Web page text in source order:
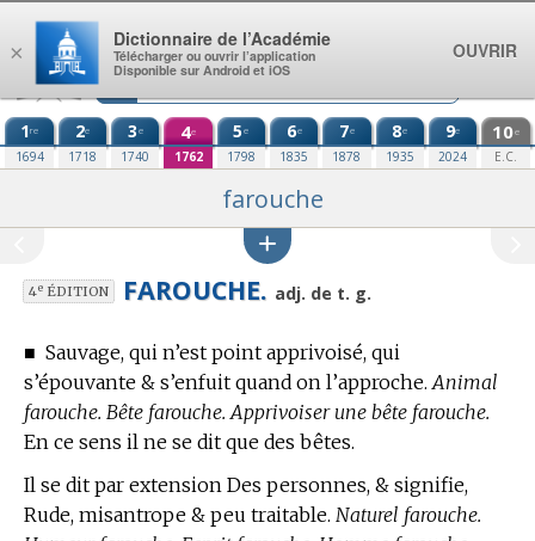
Aller au contenu
1re
1694
2e
1718
3e
1740
4e
1762
5e
1798
6e
1835
7e
1878
8e
1935
9e
2024
10e
E.C.
farouche
4eÉDITION FAROUCHE. adj. de t. g.
■ Sauvage, qui n’est point apprivoisé, qui
s’épouvante & s’enfuit quand on l’approche. Animal
farouche. Bête farouche. Apprivoiser une bête farouche.
En ce sens il ne se dit que des bêtes.
Il se dit par extension Des personnes, & signifie,
Rude, misantrope & peu traitable. Naturel farouche.
×
Dictionnaire de l’Académie
Télécharger ou ouvrir l’application
Disponible sur Android et iOS
OUVRIR